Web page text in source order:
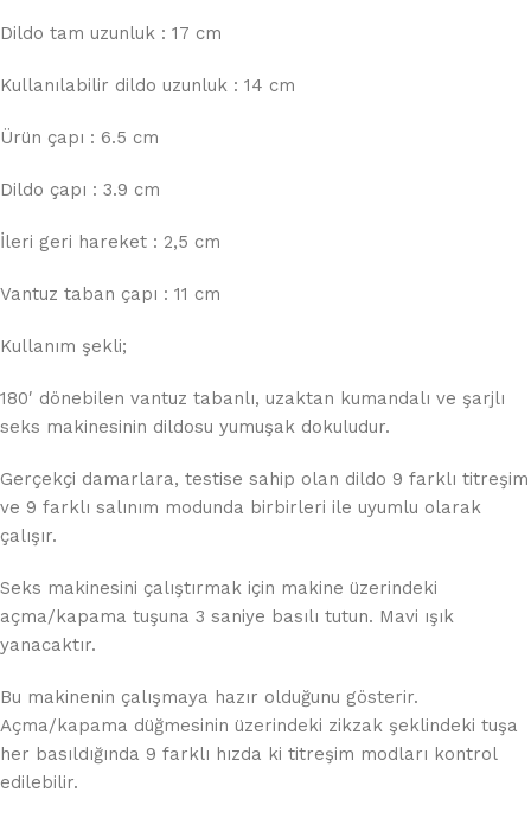
Dildo tam uzunluk : 17 cm
Kullanılabilir dildo uzunluk : 14 cm
Ürün çapı : 6.5 cm
Dildo çapı : 3.9 cm
İleri geri hareket : 2,5 cm
Vantuz taban çapı : 11 cm
Kullanım şekli;
180′ dönebilen vantuz tabanlı, uzaktan kumandalı ve şarjlı
seks makinesinin dildosu yumuşak dokuludur.
Gerçekçi damarlara, testise sahip olan dildo 9 farklı titreşim
ve 9 farklı salınım modunda birbirleri ile uyumlu olarak
çalışır.
Seks makinesini çalıştırmak için makine üzerindeki
açma/kapama tuşuna 3 saniye basılı tutun. Mavi ışık
yanacaktır.
Bu makinenin çalışmaya hazır olduğunu gösterir.
Açma/kapama düğmesinin üzerindeki zikzak şeklindeki tuşa
her basıldığında 9 farklı hızda ki titreşim modları kontrol
edilebilir.